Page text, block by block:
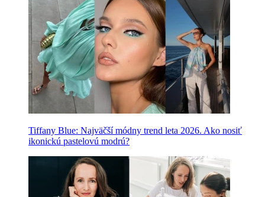
Tiffany Blue: Najväčší módny trend leta 2026. Ako nosiť
ikonickú pastelovú modrú?